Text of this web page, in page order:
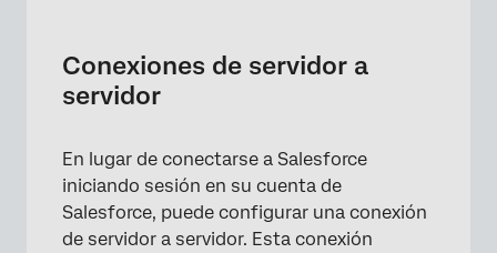
Conexiones de servidor a
servidor
En lugar de conectarse a Salesforce
iniciando sesión en su cuenta de
Salesforce, puede configurar una conexión
de servidor a servidor. Esta conexión